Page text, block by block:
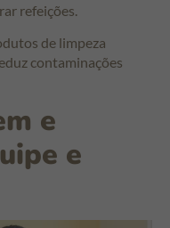
refeições.
de limpeza
contaminações
e
e